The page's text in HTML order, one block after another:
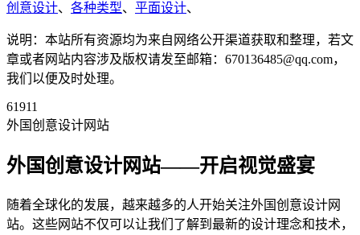
创意设计、 各种类型、 平面设计、
说明：本站所有资源均为来自网络公开渠道获取和整理，若文
章或者网站内容涉及版权请发至邮箱：670136485@qq.com，
我们以便及时处理。
61911
外国创意设计网站
外国创意设计网站——开启视觉盛宴
随着全球化的发展，越来越多的人开始关注外国创意设计网
站。这些网站不仅可以让我们了解到最新的设计理念和技术，